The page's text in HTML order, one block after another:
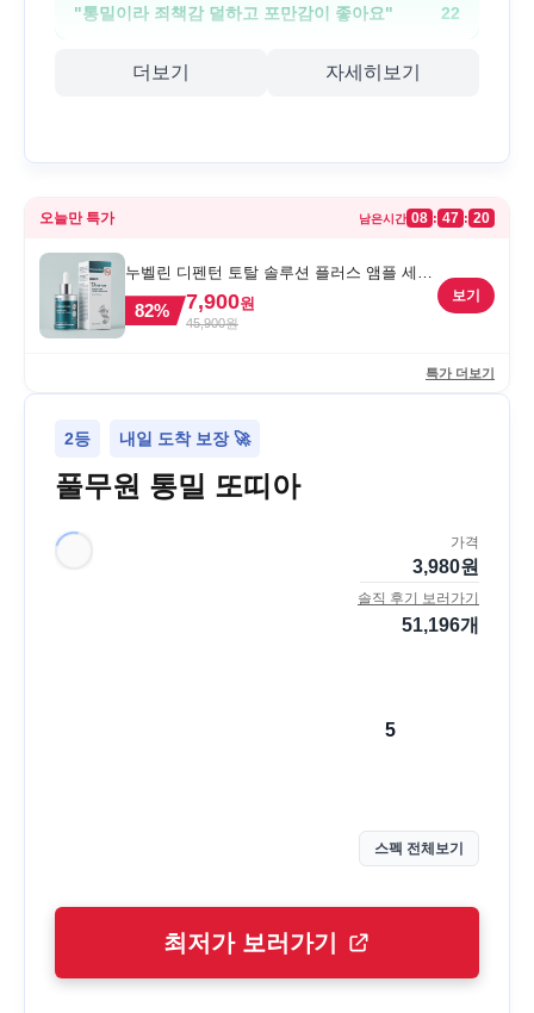
"통밀이라 죄책감 덜하고 포만감이 좋아요" 22
더보기 자세히보기
오늘만 특가 남은시간 08 : 47 : 20
누벨린 디펜턴 토탈 솔루션 플러스 앰플 세럼,
30ml, 1개
82% 7,900원
45,900원
보기
특가 더보기
2등 내일 도착 보장 🚀
풀무원 통밀 또띠아
가격
3,980원
솔직 후기 보러가기
51,196개
5
스펙 전체보기
최저가 보러가기